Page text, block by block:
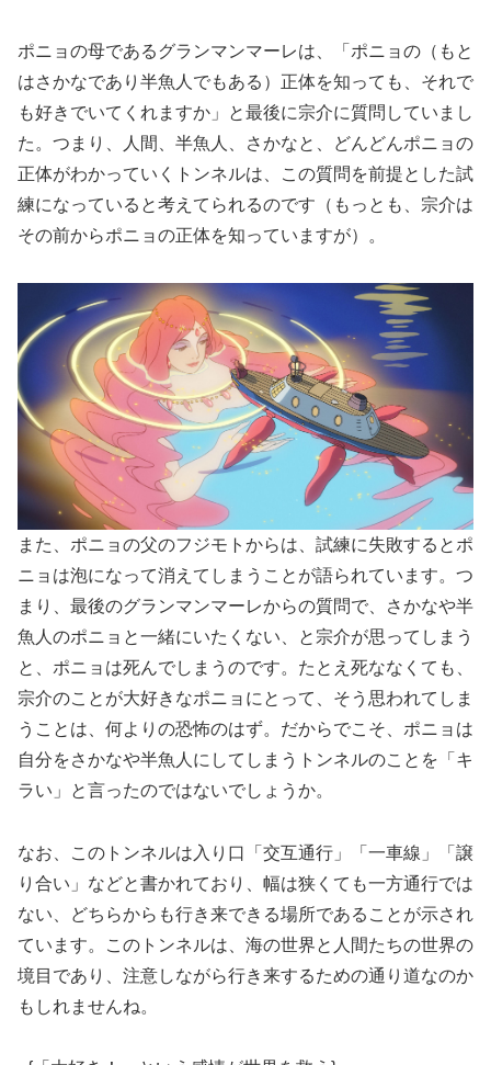
ポニョの母であるグランマンマーレは、「ポニョの（もと
はさかなであり半魚人でもある）正体を知っても、それで
も好きでいてくれますか」と最後に宗介に質問していまし
た。つまり、人間、半魚人、さかなと、どんどんポニョの
正体がわかっていくトンネルは、この質問を前提とした試
練になっていると考えてられるのです（もっとも、宗介は
その前からポニョの正体を知っていますが）。
また、ポニョの父のフジモトからは、試練に失敗するとポ
ニョは泡になって消えてしまうことが語られています。つ
まり、最後のグランマンマーレからの質問で、さかなや半
魚人のポニョと一緒にいたくない、と宗介が思ってしまう
と、ポニョは死んでしまうのです。たとえ死ななくても、
宗介のことが大好きなポニョにとって、そう思われてしま
うことは、何よりの恐怖のはず。だからでこそ、ポニョは
自分をさかなや半魚人にしてしまうトンネルのことを「キ
ラい」と言ったのではないでしょうか。
なお、このトンネルは入り口「交互通行」「一車線」「譲
り合い」などと書かれており、幅は狭くても一方通行では
ない、どちらからも行き来できる場所であることが示され
ています。このトンネルは、海の世界と人間たちの世界の
境目であり、注意しながら行き来するための通り道なのか
もしれませんね。